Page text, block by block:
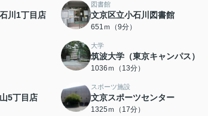
川1丁目店
図書館
文京区立小石川図書館
651ｍ（9分）
大学
筑波大学（東京キャンパス）
1036ｍ（13分）
5丁目店
スポーツ施設
文京スポーツセンター
1325ｍ（17分）